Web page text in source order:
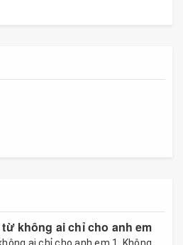
không ai chỉ cho anh em
ai chỉ cho anh em 1. Không